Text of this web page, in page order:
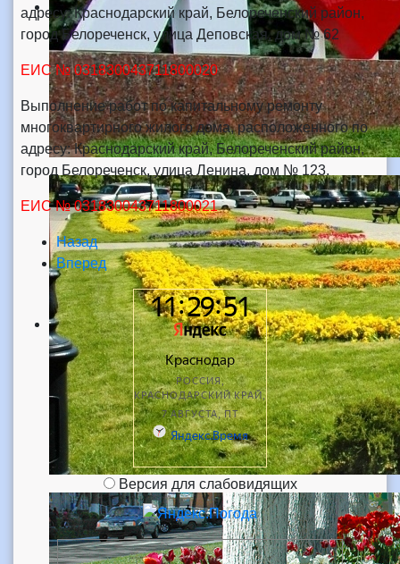
адресу: Краснодарский край, Белореченский район,
город Белореченск, улица Деповская, дом № 62
ЕИС№ 031830043711800020
Выполнение работ по капитальному ремонту
многоквартирного жилого дома, расположенного по
адресу: Краснодарский край, Белореченский район,
город Белореченск, улица Ленина, дом № 123.
ЕИС№ 031830043711800021
Назад
Вперед
Версия для слабовидящих